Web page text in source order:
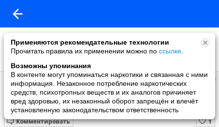
Применяются рекомендательные технологии
Прочитать правила их применении можно по ссылке
Возможны упоминания
В контенте могут упоминаться наркотики и связанная с ними
информация. Незаконное потребление наркотических
средств, психотропных веществ и их аналогов причиняет
вред здоровью, их незаконный оборот запрещён и влечёт
установленную законодательством ответственность
Супер топ
добавил видео
20 мая
Идеи декора
Комментировать